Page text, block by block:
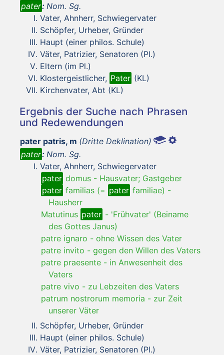
pater: Nom. Sg.
Vater, Ahnherr, Schwiegervater
Schöpfer, Urheber, Gründer
Haupt (einer philos. Schule)
Väter, Patrizier, Senatoren (Pl.)
Eltern (im Pl.)
Klostergeistlicher, Pater (KL)
Kirchenvater, Abt (KL)
Ergebnis der Suche nach Phrasen
und Redewendungen
pater patris, m (Dritte Deklination)
pater: Nom. Sg.
Vater, Ahnherr, Schwiegervater
pater domus - Hausvater; Gastgeber
pater familias (= pater familiae) -
Hausherr
Matutinus pater - 'Frühvater' (Beiname
des Gottes Janus)
patre ignaro - ohne Wissen des Vater
patre invito - gegen den Willen des Vaters
patre praesente - in Anwesenheit des
Vaters
patre vivo - zu Lebzeiten des Vaters
patrum nostrorum memoria - zur Zeit
unserer Väter
Schöpfer, Urheber, Gründer
Haupt (einer philos. Schule)
Väter, Patrizier, Senatoren (Pl.)